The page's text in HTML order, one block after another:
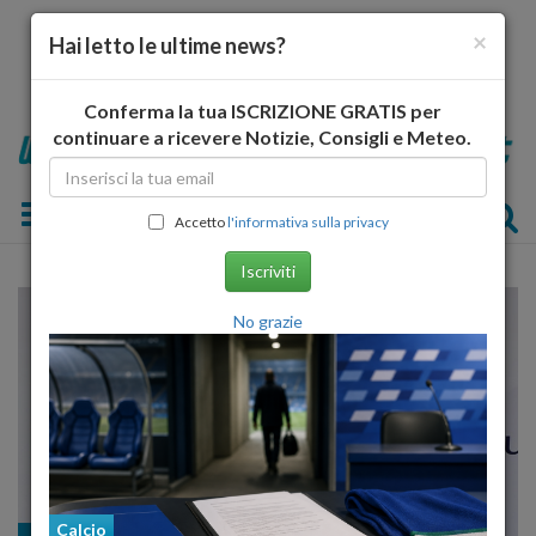
Toggle navigation
×
Hai letto le ultime news?
Conferma la tua ISCRIZIONE GRATIS per
continuare a ricevere Notizie, Consigli e Meteo.
Accettol'informativa sulla privacy
Iscriviti
No grazie
Calcio